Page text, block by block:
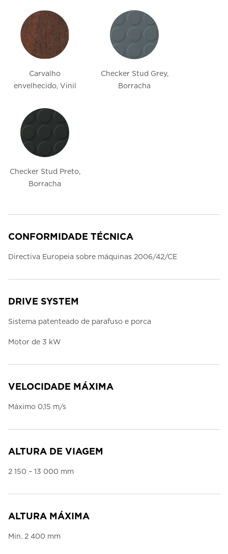
Carvalho
envelhecido, Vinil
Checker Stud Grey,
Borracha
Checker Stud Preto,
Borracha
CONFORMIDADE TÉCNICA
Directiva Europeia sobre máquinas 2006/42/CE
DRIVE SYSTEM
Sistema patenteado de parafuso e porca
Motor de 3 kW
VELOCIDADE MÁXIMA
Máximo 0,15 m/s
ALTURA DE VIAGEM
2 150 – 13 000 mm
ALTURA MÁXIMA
Min. 2 400 mm